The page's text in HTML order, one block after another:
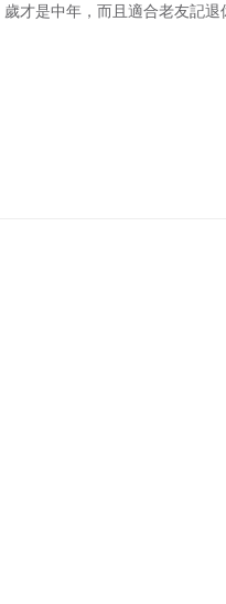
才是中年，而且適合老友記